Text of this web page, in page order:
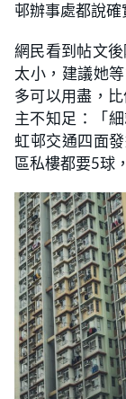
邨辦事處都說
網民看到帖文
太小，建議她
多可以用盡，
主不知足：「
虹邨交通四面
區私樓都要5球